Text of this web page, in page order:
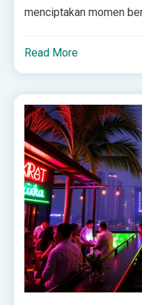
menciptakan momen
Read More